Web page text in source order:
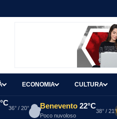
ECONOMIA CULTURA
36° / 20° Benevento 22°C
Poco nuvoloso
38° / 21°